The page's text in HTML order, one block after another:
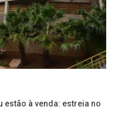
estão à venda: estreia no